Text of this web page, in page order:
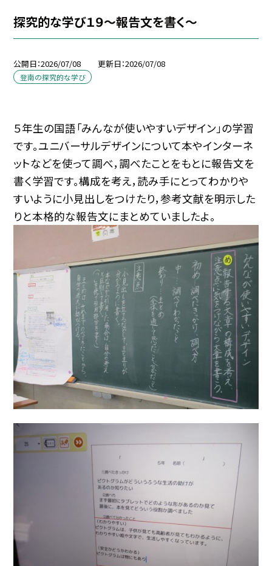
探究的な学び１９～報告文を書く～
公開日 2026/07/08 更新日 2026/07/08
登南の探究的な学び
５年生の国語「みんなが使いやすいデザイン」の学習
です。ユニバーサルデザインについて本やインターネ
ットなどを使って調べ，調べたことをもとに報告文を
書く学習です。構成を考え，読み手にとってわかりや
すいように小見出しをつけたり，参考文献を明示した
りと本格的な報告文にまとめていましたよ。